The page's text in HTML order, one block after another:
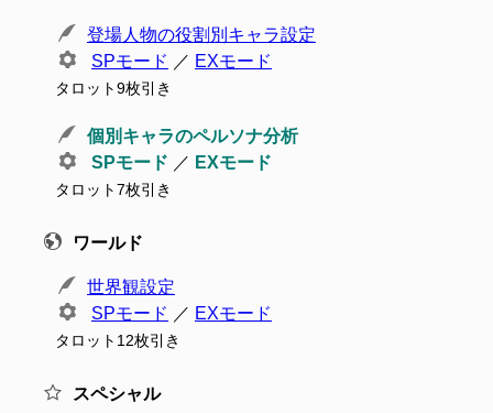
登場人物の役割別キャラ設定
SPモード ／ EXモード
タロット9枚引き
個別キャラのペルソナ分析
SPモード ／ EXモード
タロット7枚引き
ワールド
世界観設定
SPモード ／ EXモード
タロット12枚引き
スペシャル